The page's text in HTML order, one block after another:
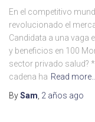
En el competitivo
revolucionado el
Candidata a una vaga
y beneficios en 100
sector privado salud?
cadena ha Read
BySam, 2 años ago